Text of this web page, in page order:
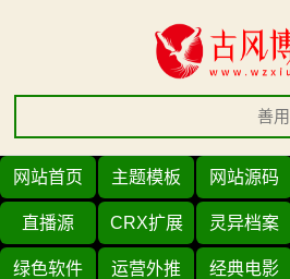
Search
for:
网站首页 主题模板 网站源码
直播源 CRX扩展 灵异档案
绿色软件 运营外推 经典电影